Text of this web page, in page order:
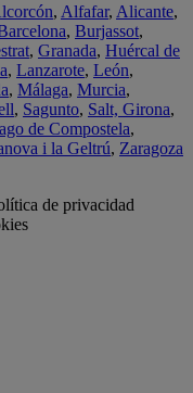
, Alfafar, Alicante,
, Burjassot,
, Granada, Huércal de
, Lanzarote, León,
, Málaga, Murcia,
, Sagunto, Salt, Girona,
de Compostela,
i la Geltrú, Zaragoza
de privacidad